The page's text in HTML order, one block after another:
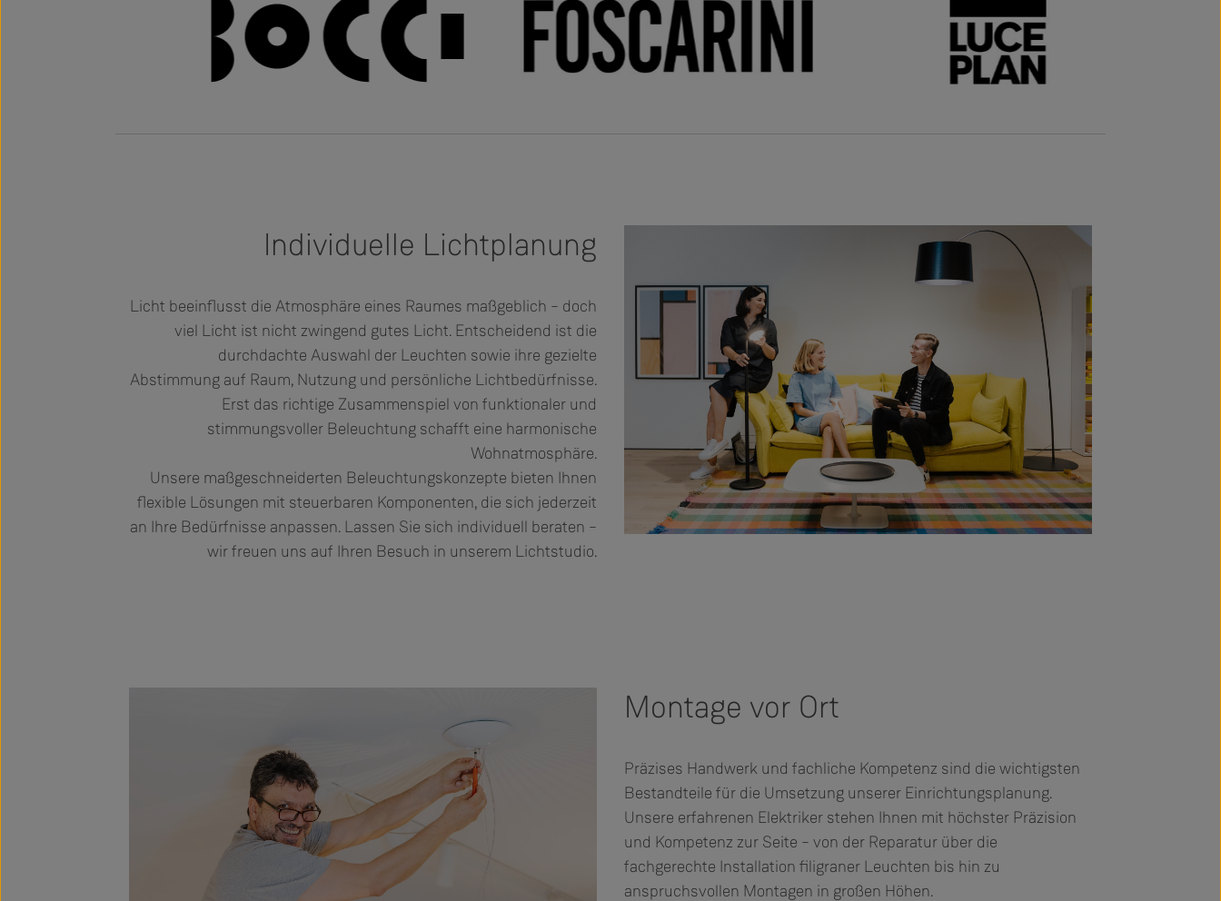
Individuelle Lichtplanung
Licht beeinflusst die Atmosphäre eines Raumes maßgeblich – doch
viel Licht ist nicht zwingend gutes Licht. Entscheidend ist die
durchdachte Auswahl der Leuchten sowie ihre gezielte
Abstimmung auf Raum, Nutzung und persönliche Lichtbedürfnisse.
Erst das richtige Zusammenspiel von funktionaler und
stimmungsvoller Beleuchtung schafft eine harmonische
Wohnatmosphäre.
Unsere maßgeschneiderten Beleuchtungskonzepte bieten Ihnen
flexible Lösungen mit steuerbaren Komponenten, die sich jederzeit
an Ihre Bedürfnisse anpassen. Lassen Sie sich individuell beraten –
wir freuen uns auf Ihren Besuch in unserem Lichtstudio.
Montage vor Ort
Präzises Handwerk und fachliche Kompetenz sind die wichtigsten
Bestandteile für die Umsetzung unserer Einrichtungsplanung.
Unsere erfahrenen Elektriker stehen Ihnen mit höchster Präzision
und Kompetenz zur Seite – von der Reparatur über die
fachgerechte Installation filigraner Leuchten bis hin zu
anspruchsvollen Montagen in großen Höhen.